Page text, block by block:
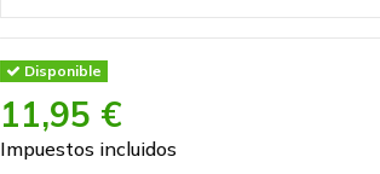
Disponible
11,95 €
Impuestos incluidos